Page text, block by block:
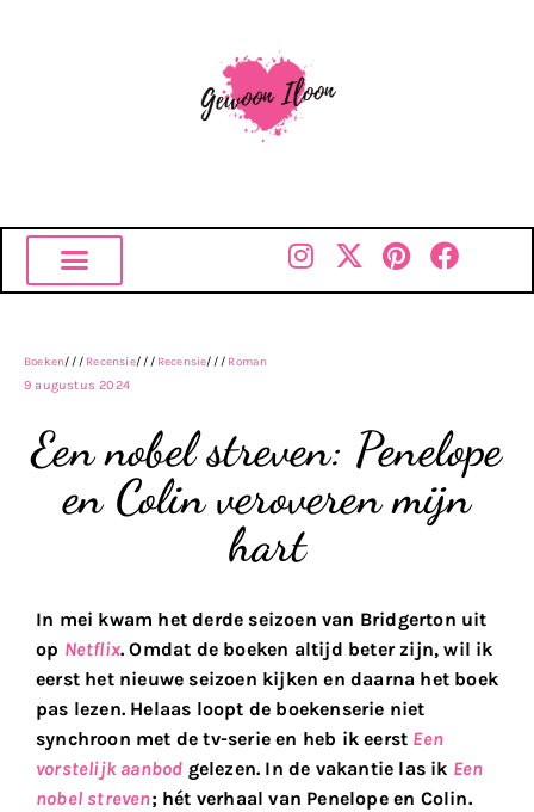
Boeken/// Recensie/// Recensie/// Roman
9 augustus 2024
Een nobel streven: Penelope
en Colin veroveren mijn
hart
In mei kwam het derde seizoen van Bridgerton uit
op Netflix. Omdat de boeken altijd beter zijn, wil ik
eerst het nieuwe seizoen kijken en daarna het boek
pas lezen. Helaas loopt de boekenserie niet
synchroon met de tv-serie en heb ik eerst Een
vorstelijk aanbod gelezen. In de vakantie las ik Een
nobel streven; hét verhaal van Penelope en Colin.